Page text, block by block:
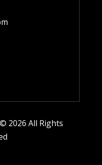
2026 All Rights